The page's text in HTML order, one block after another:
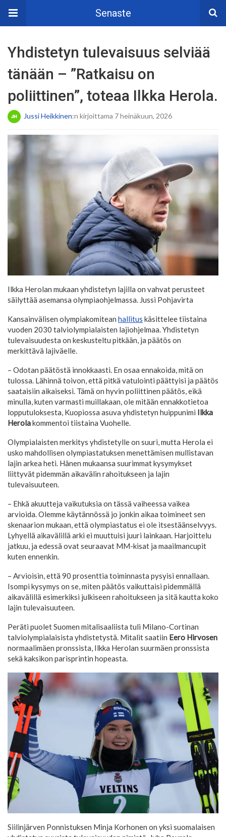
Senaste
Yhdistetyn tulevaisuus selviää
tänään – ”Ratkaisu on
poliittinen”, toteaa Ilkka Herola.
Jussi Heikkinen:n kirjoittama 7 heinäkuun, 2026
Ilkka Herolan mukaan yhdistetyn lajilla on vahvat perusteet
säilyttää asemansa olympiaohjelmassa. Jussi Pohjavirta
Kansainvälisen olympiakomitean hallitus käsittelee tiistaina
vuoden 2030 talviolympialaisten lajiohjelmaa. Yhdistetyn
tulevaisuudesta on keskusteltu pitkään, ja päätös on
merkittävä lajiväelle.
– Odotan päätöstä innokkaasti. En osaa ennakoida, mitä on
tulossa. Lähinnä toivon, että pitkä vatulointi päättyisi ja päätös
saataisiin aikaiseksi. Tämä on hyvin poliittinen päätös, eikä
minulla, kuten varmasti muillakaan, ole mitään ennakkotietoa
lopputuloksesta, Kuopiossa asuva yhdistetyn huippunimi Ilkka
Herolakommentoi tiistaina Vuohelle.
Olympialaisten merkitys yhdistetylle on suuri, mutta Herola ei
usko mahdollisen olympiastatuksen menettämisen mullistavan
lajin arkea heti. Hänen mukaansa suurimmat kysymykset
liittyvät pidemmän aikavälin rahoitukseen ja lajin
tulevaisuuteen.
– Ehkä akuutteja vaikutuksia on tässä vaiheessa vaikea
arvioida. Olemme käytännössä jo jonkin aikaa toimineet sen
skenaarion mukaan, että olympiastatus ei ole itsestäänselvyys.
Lyhyellä aikavälillä arki ei muuttuisi juuri lainkaan. Harjoittelu
jatkuu, ja edessä ovat seuraavat MM-kisat ja maailmancupit
kuten ennenkin.
– Arvioisin, että 90 prosenttia toiminnasta pysyisi ennallaan.
Isompi kysymys on se, miten päätös vaikuttaisi pidemmällä
aikavälillä esimerkiksi julkiseen rahoitukseen ja sitä kautta koko
lajin tulevaisuuteen.
Peräti puolet Suomen mitalisaaliista tuli Milano-Cortinan
talviolympialaisista yhdistetystä. Mitalit saatiin Eero Hirvosen
normaalimäen pronssista, Ilkka Herolan suurmäen pronssista
sekä kaksikon parisprintin hopeasta.
Siilinjärven Ponnistuksen Minja Korhonen on yksi suomalaisen